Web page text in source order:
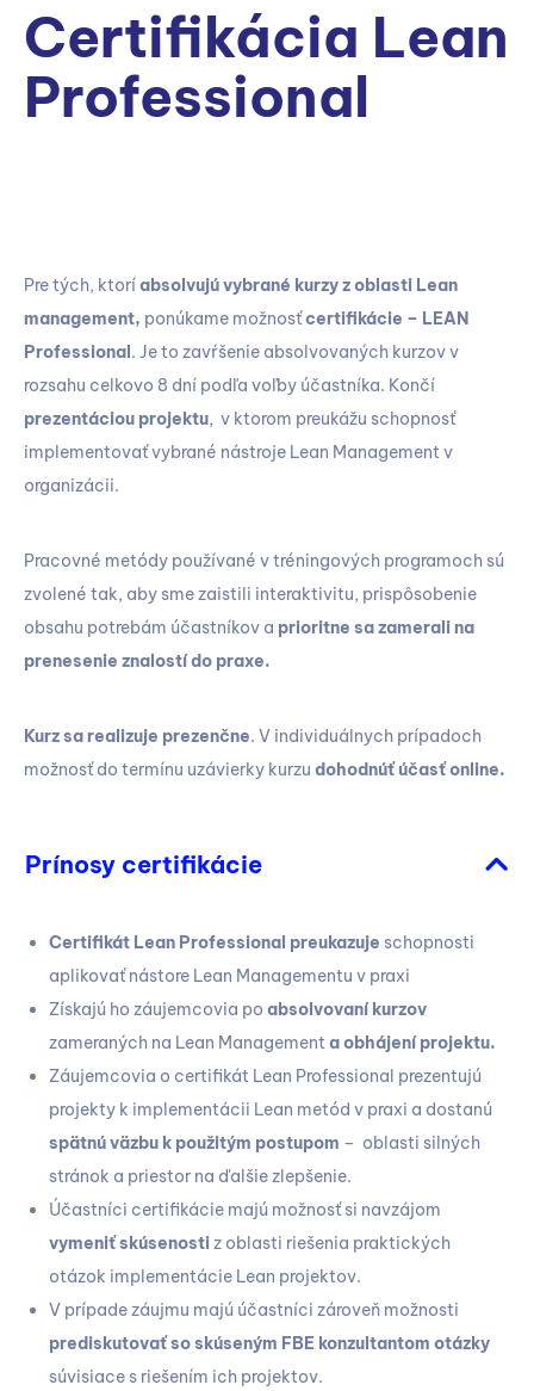
Certifikácia Lean
Professional
Pre tých, ktoríabsolvujú vybrané kurzy z oblasti Lean
management, ponúkame možnosťcertifikácie – LEAN
Professional. Je to zavŕšenie absolvovaných kurzov v
rozsahu celkovo 8 dní podľa voľby účastníka. Končí
prezentáciou projektu, v ktorom preukážu schopnosť
implementovať vybrané nástroje Lean Management v
organizácii.
Pracovné metódy používané v tréningových programoch sú
zvolené tak, aby sme zaistili interaktivitu, prispôsobenie
obsahu potrebám účastníkov a prioritne sa zamerali na
prenesenie znalostí do praxe.
Kurz sa realizuje prezenčne. V individuálnych prípadoch
možnosť do termínu uzávierky kurzu dohodnúť účasť online.
Prínosy certifikácie
Certifikát Lean Professional preukazuje schopnosti
aplikovať nástore Lean Managementu v praxi
Získajú ho záujemcovia po absolvovaní kurzov
zameraných na Lean Managementa obhájení projektu.
Záujemcovia o certifikát Lean Professional prezentujú
projekty k implementácii Lean metód v praxi a dostanú
spätnú väzbu k použitým postupom – oblasti silných
stránok a priestor na ďalšie zlepšenie.
Účastníci certifikácie majú možnosť si navzájom
vymeniť skúsenostiz oblasti riešenia praktických
otázok implementácie Lean projektov.
V prípade záujmu majú účastníci zároveň možnosti
prediskutovať so skúseným FBE konzultantom otázky
súvisiace s riešením ich projektov.